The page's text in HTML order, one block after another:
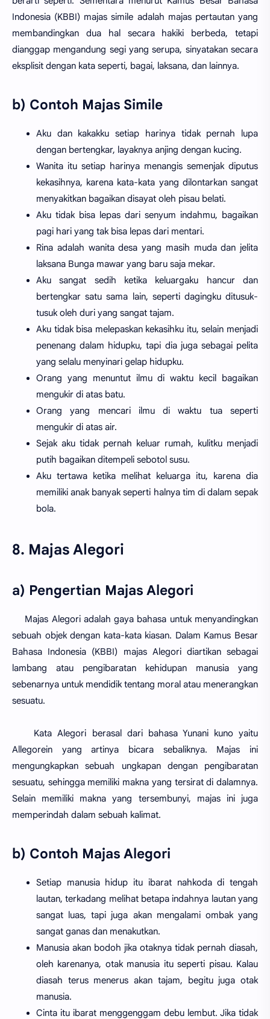
Indonesia (KBBI) majas simile adalah majas pertautan yang
membandingkan dua hal secara hakiki berbeda, tetapi
dianggap mengandung segi yang serupa, sinyatakan secara
eksplisit dengan kata seperti, bagai, laksana, dan lainnya.
b) Contoh Majas Simile
Aku dan kakakku setiap harinya tidak pernah lupa
dengan bertengkar, layaknya anjing dengan kucing.
Wanita itu setiap harinya menangis semenjak diputus
kekasihnya, karena kata-kata yang dilontarkan sangat
menyakitkan bagaikan disayat oleh pisau belati.
Aku tidak bisa lepas dari senyum indahmu, bagaikan
pagi hari yang tak bisa lepas dari mentari.
Rina adalah wanita desa yang masih muda dan jelita
laksana Bunga mawar yang baru saja mekar.
Aku sangat sedih ketika keluargaku hancur dan
bertengkar satu sama lain, seperti dagingku ditusuk-
tusuk oleh duri yang sangat tajam.
Aku tidak bisa melepaskan kekasihku itu, selain menjadi
penenang dalam hidupku, tapi dia juga sebagai pelita
yang selalu menyinari gelap hidupku.
Orang yang menuntut ilmu di waktu kecil bagaikan
mengukir di atas batu.
Orang yang mencari ilmu di waktu tua seperti
mengukir di atas air.
Sejak aku tidak pernah keluar rumah, kulitku menjadi
putih bagaikan ditempeli sebotol susu.
Aku tertawa ketika melihat keluarga itu, karena dia
memiliki anak banyak seperti halnya tim di dalam sepak
bola.
8. Majas Alegori
a) Pengertian Majas Alegori
Majas Alegori adalah gaya bahasa untuk menyandingkan
sebuah objek dengan kata-kata kiasan. Dalam Kamus Besar
Bahasa Indonesia (KBBI) majas Alegori diartikan sebagai
lambang atau pengibaratan kehidupan manusia yang
sebenarnya untuk mendidik tentang moral atau menerangkan
sesuatu.
Kata Alegori berasal dari bahasa Yunani kuno yaitu
Allegorein yang artinya bicara sebaliknya. Majas ini
mengungkapkan sebuah ungkapan dengan pengibaratan
sesuatu, sehingga memiliki makna yang tersirat di dalamnya.
Selain memiliki makna yang tersembunyi, majas ini juga
memperindah dalam sebuah kalimat.
b) Contoh Majas Alegori
Setiap manusia hidup itu ibarat nahkoda di tengah
lautan, terkadang melihat betapa indahnya lautan yang
sangat luas, tapi juga akan mengalami ombak yang
sangat ganas dan menakutkan.
Manusia akan bodoh jika otaknya tidak pernah diasah,
oleh karenanya, otak manusia itu seperti pisau. Kalau
diasah terus menerus akan tajam, begitu juga otak
manusia.
Cinta itu ibarat menggenggam debu lembut. Jika tidak